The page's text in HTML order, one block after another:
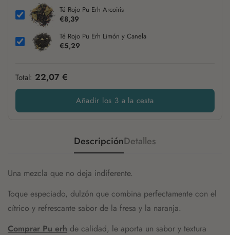
Té Rojo Pu Erh Arcoiris
€8,39
Té Rojo Pu Erh Limón y Canela
€5,29
Total: 22,07 €
Añadir los 3 a la cesta
DescripciónDetalles
Una mezcla que no deja indiferente.
Toque especiado, dulzón que combina perfectamente con el
cítrico y refrescante sabor de la fresa y la naranja.
Comprar Pu erh de calidad, le aporta un sabor y textura